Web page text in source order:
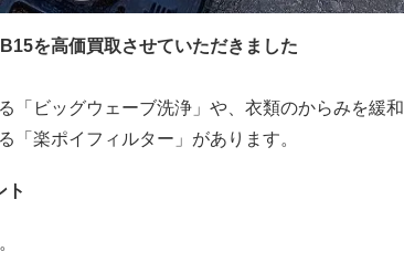
を高価買取させていただきました
「ビッグウェーブ洗浄」や、衣類のからみを緩和
「楽ポイフィルター」があります。
ト